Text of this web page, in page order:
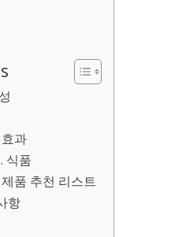
과
식품
품 추천 리스트
항